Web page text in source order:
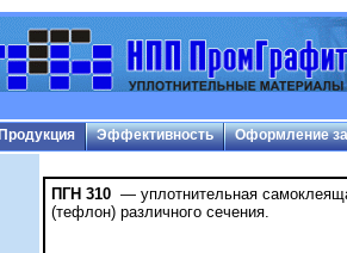
Продукция Эффективность Оформление
ПГН 310 — уплотнительная
(тефлон) различного сечения.